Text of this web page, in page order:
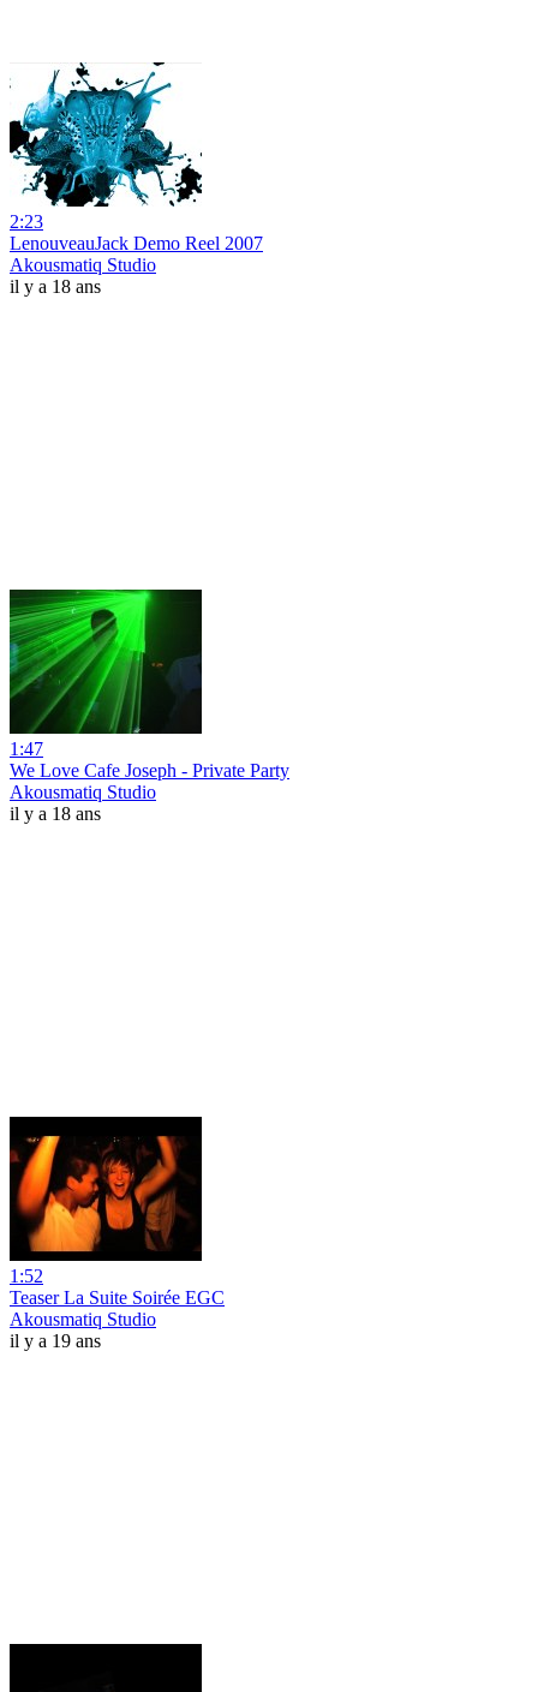
2:23
LenouveauJack Demo Reel 2007
Akousmatiq Studio
il y a 18 ans
1:47
We Love Cafe Joseph - Private Party
Akousmatiq Studio
il y a 18 ans
1:52
Teaser La Suite Soirée EGC
Akousmatiq Studio
il y a 19 ans